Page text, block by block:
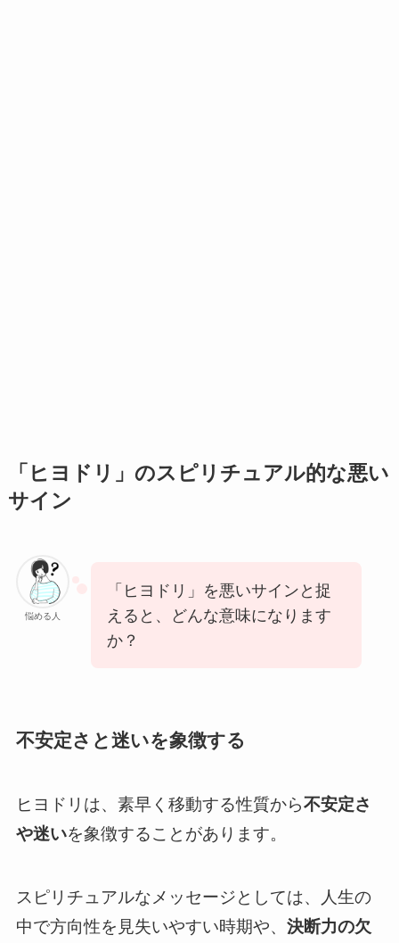
「ヒヨドリ」のスピリチュアル的な悪い
サイン
悩める人
「ヒヨドリ」を悪いサインと捉
えると、どんな意味になります
か？
不安定さと迷いを象徴する
ヒヨドリは、素早く移動する性質から不安定さ
や迷いを象徴することがあります。
スピリチュアルなメッセージとしては、人生の
中で方向性を見失いやすい時期や、 決断力の欠